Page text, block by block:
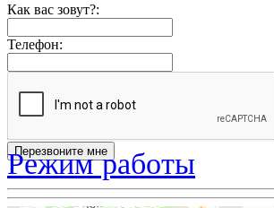
Как вас зовут?:
Телефон:
Режим работы